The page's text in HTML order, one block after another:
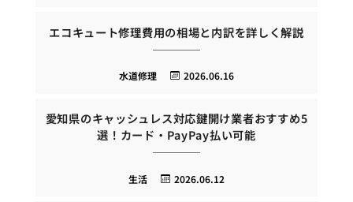
エコキュート修理費用の相場と内訳を詳しく解説
2026.06.16
水道修理
愛知県のキャッシュレス対応鍵開け業者おすすめ5
選！カード・PayPay払い可能
2026.06.12
生活